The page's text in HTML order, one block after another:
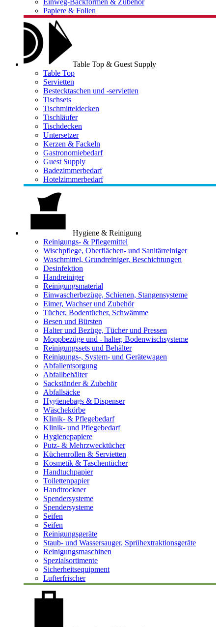
Einweg-Backformen & Zubehör
Papiere & Folien
Table Top & Guest Supply
Table Top
Servietten
Bestecktaschen und -servietten
Tischsets
Tischmitteldecken
Tischläufer
Tischdecken
Untersetzer
Kerzen & Fackeln
Gastronomiebedarf
Guest Supply
Badezimmerbedarf
Hotelzimmerbedarf
Hygiene & Reinigung
Reinigungs- & Pflegemittel
Wischpflege, Oberflächen- und Sanitärreiniger
Waschmittel, Grundreiniger, Beschichtungen
Desinfektion
Handreiniger
Reinigungsmaterial
Einwascherbezüge, Schienen, Stangensysteme
Eimer, Wachser und Zubehör
Tücher, Bodentücher, Schwämme
Besen und Bürsten
Halter und Bezüge, Tücher und Pressen
Moppbezüge und - halter, Bodenwischsysteme
Reinigungssets und Behälter
Reinigungs-, System- und Gerätewagen
Abfallentsorgung
Abfallbehälter
Sackständer & Zubehör
Abfallsäcke
Hygienebags & Dispenser
Wäschekörbe
Klinik- & Pflegebedarf
Klinik- und Pflegebedarf
Hygienepapiere
Putz- & Mehrzwecktücher
Küchenrollen & Servietten
Kosmetik & Taschentücher
Handtuchpapier
Toilettenpapier
Handtrockner
Spendersysteme
Spendersysteme
Seifen
Seifen
Reinigungsgeräte
Staub- und Wassersauger, Sprühextraktionsgeräte
Reinigungsmaschinen
Spezialsortimente
Sicherheitsequipment
Lufterfrischer